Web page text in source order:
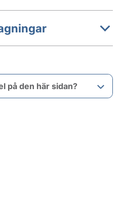
på den här sidan?